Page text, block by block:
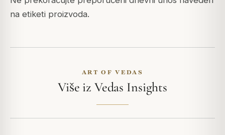
na etiketi proizvoda.
ART OF VEDAS
Više iz Vedas Insights